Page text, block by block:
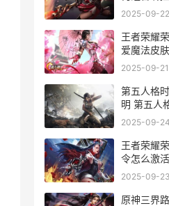
深海1
2025-09-22
王者荣耀
爱魔法皮
王者by
2025-09-21
第五人格
明 第五人
2025-09-24
王者荣耀
令怎么激
2025-09-23
原神三界